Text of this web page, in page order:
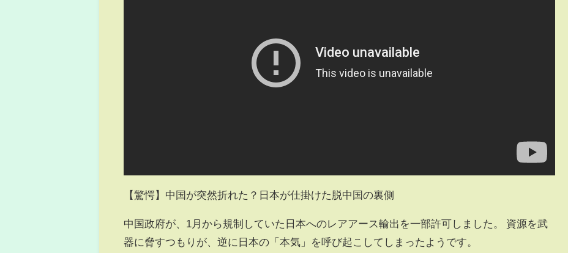
【驚愕】中国が突然折れた？日本が仕掛けた脱中国の裏側
中国政府が、1月から規制していた日本へのレアアース輸出を一部許可しました。 資源を武
器に脅すつもりが、逆に日本の「本気」を呼び起こしてしまったようです。